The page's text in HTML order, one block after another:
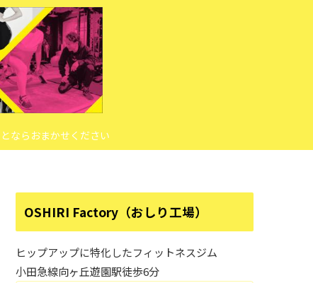
ならおまかせください
OSHIRI Factory（おしり工場）
ヒップアップに特化したフィットネスジム
小田急線向ヶ丘遊園駅徒歩6分